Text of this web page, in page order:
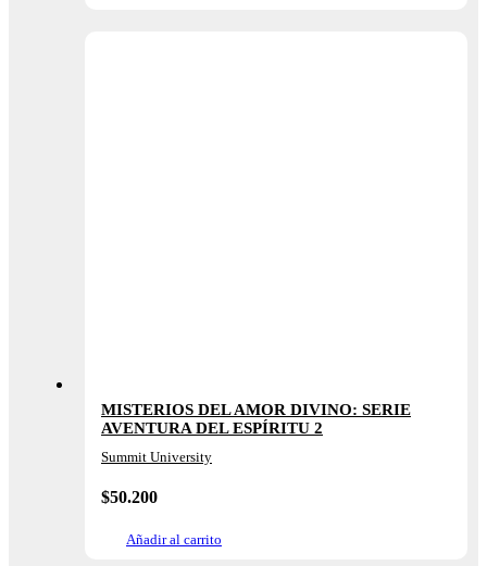
MISTERIOS DEL AMOR DIVINO: SERIE
AVENTURA DEL ESPÍRITU 2
Summit University
$50.200
Añadir al carrito